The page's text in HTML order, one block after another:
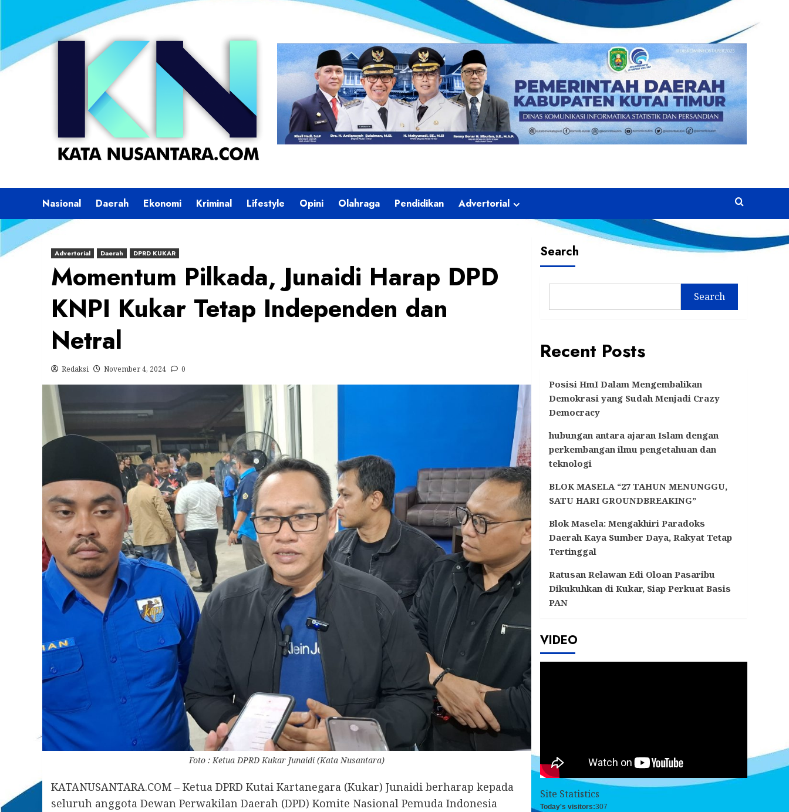
content
Nasional Daerah Ekonomi Kriminal Lifestyle Opini Olahraga Pendidikan Advertorial
Advertorial Daerah DPRD KUKAR
Momentum Pilkada, Junaidi Harap DPD
KNPI Kukar Tetap Independen dan
Netral
Redaksi November 4, 2024 0
Foto : Ketua DPRD Kukar Junaidi (Kata Nusantara)
KATANUSANTARA.COM – Ketua DPRD Kutai Kartanegara (Kukar) Junaidi berharap kepada
seluruh anggota Dewan Perwakilan Daerah (DPD) Komite Nasional Pemuda Indonesia
Search
Search
Recent Posts
Posisi HmI Dalam Mengembalikan
Demokrasi yang Sudah Menjadi Crazy
Democracy
hubungan antara ajaran Islam dengan
perkembangan ilmu pengetahuan dan
teknologi
BLOK MASELA “27 TAHUN MENUNGGU,
SATU HARI GROUNDBREAKING”
Blok Masela: Mengakhiri Paradoks
Daerah Kaya Sumber Daya, Rakyat Tetap
Tertinggal
Ratusan Relawan Edi Oloan Pasaribu
Dikukuhkan di Kukar, Siap Perkuat Basis
PAN
VIDEO
Site Statistics
Today's visitors:307